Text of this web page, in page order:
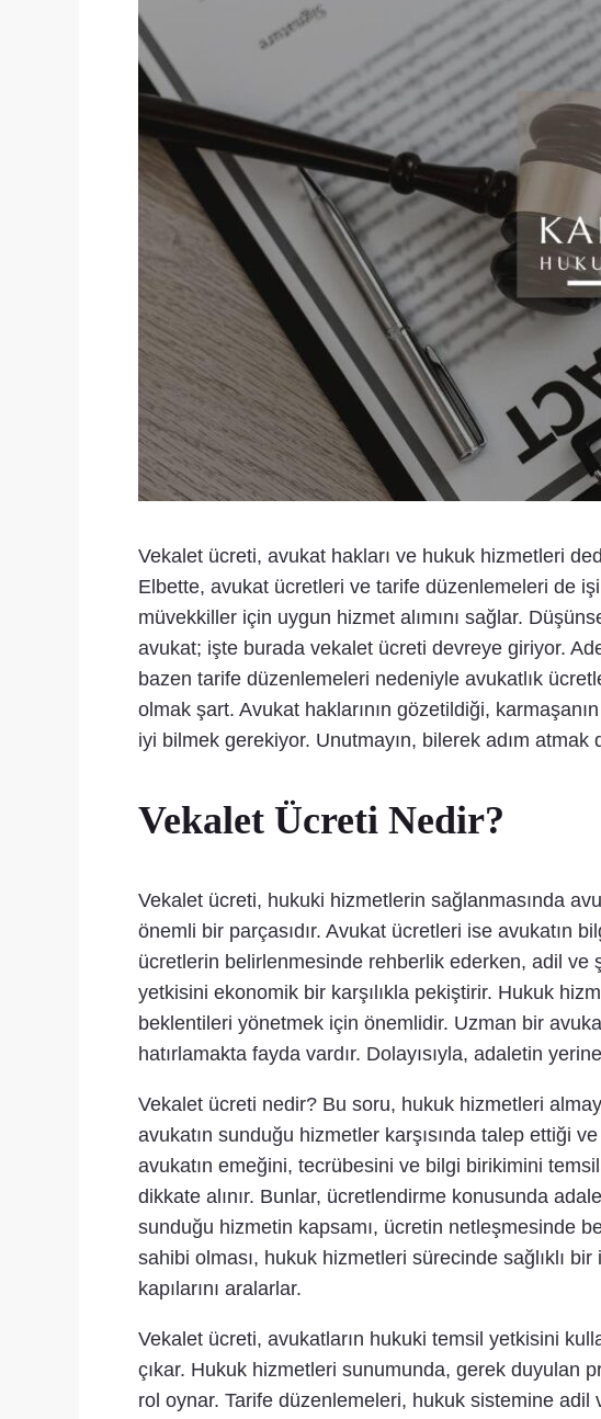
Vekalet ücreti, avukat hakları ve hukuk hizmetleri
Elbette, avukat ücretleri ve tarife düzenlemeleri de
müvekkiller için uygun hizmet alımını sağlar.
avukat; işte burada vekalet ücreti devreye giriyor.
bazen tarife düzenlemeleri nedeniyle avukatlık
olmak şart. Avukat haklarının gözetildiği,
iyi bilmek gerekiyor. Unutmayın, bilerek adım atmak
Vekalet Ücreti Nedir?
Vekalet ücreti, hukuki hizmetlerin sağlanmasında
önemli bir parçasıdır. Avukat ücretleri ise avukatın
ücretlerin belirlenmesinde rehberlik ederken, adil ve
yetkisini ekonomik bir karşılıkla pekiştirir. Hukuk
beklentileri yönetmek için önemlidir. Uzman bir
hatırlamakta fayda vardır. Dolayısıyla, adaletin
Vekalet ücreti nedir? Bu soru, hukuk hizmetleri
avukatın sunduğu hizmetler karşısında talep ettiği
avukatın emeğini, tecrübesini ve bilgi birikimini
dikkate alınır. Bunlar, ücretlendirme konusunda
sunduğu hizmetin kapsamı, ücretin netleşmesinde
sahibi olması, hukuk hizmetleri sürecinde sağlıklı
kapılarını aralarlar.
Vekalet ücreti, avukatların hukuki temsil yetkisini
çıkar. Hukuk hizmetleri sunumunda, gerek duyulan
rol oynar. Tarife düzenlemeleri, hukuk sistemine adil